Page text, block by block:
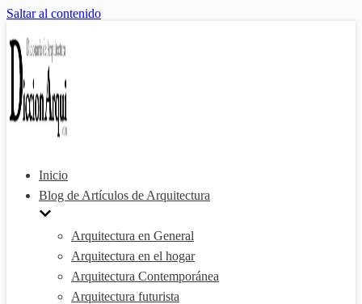
Saltar al contenido
Inicio
Blog de Artículos de Arquitectura
Arquitectura en General
Arquitectura en el hogar
Arquitectura Contemporánea
Arquitectura futurista